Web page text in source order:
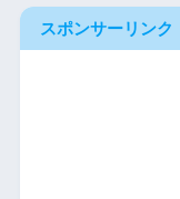
スポンサーリンク